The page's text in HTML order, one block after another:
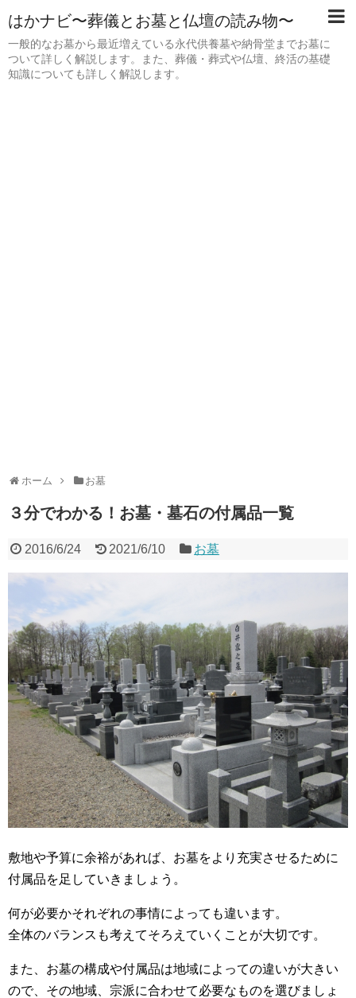
はかナビ〜葬儀とお墓と仏壇の読み物〜
一般的なお墓から最近増えている永代供養墓や納骨堂までお墓に
ついて詳しく解説します。また、葬儀・葬式や仏壇、終活の基礎
知識についても詳しく解説します。
ホーム お墓
３分でわかる！お墓・墓石の付属品一覧
2016/6/24 2021/6/10 お墓
敷地や予算に余裕があれば、お墓をより充実させるために
付属品を足していきましょう。
何が必要かそれぞれの事情によっても違います。
全体のバランスも考えてそろえていくことが大切です。
また、お墓の構成や付属品は地域によっての違いが大きい
ので、その地域、宗派に合わせて必要なものを選びましょ